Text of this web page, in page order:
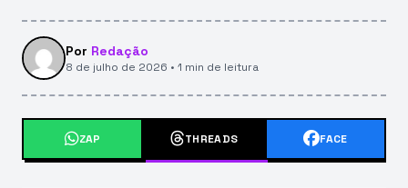
Por Redação
8 de julho de 2026 • 1 min de leitura
ZAP THREADS FACE